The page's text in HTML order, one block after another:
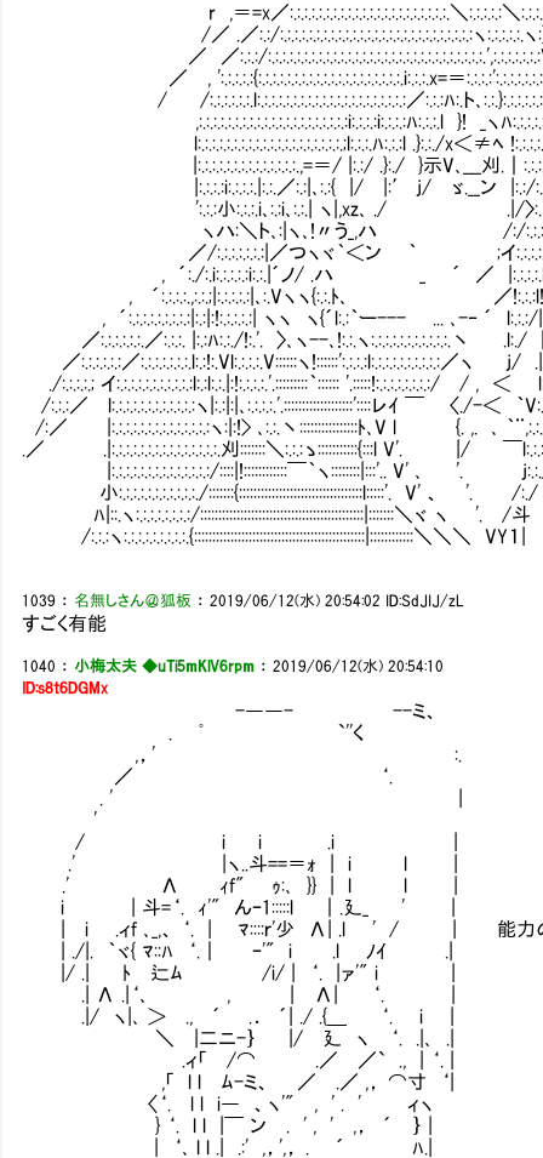
r ,＝=x／:.:.:.:.:.:.:.:.:.:.:.:.:.:.:.:.:.:.:.:.:.:.＼:.:.:.:.:＼
/／ .／:.:/:.:.:.:.:.:.:.:.:.:.:.:.:.:.:.:.:.:.:.:.:.:.:.:.:.:.:ヽ:.:.:.:.:.ヽ
／ ／:.:.:/
／ , ':.:.:.:.:{:.:.:.:.:.:.:.:.:.:.:.:.:.:.:.:.:.:.:.:.i:.:.:.x=＝
/ /:.:.:.:.:.:.l:.:.:.:.:.:.:.:.:.:.:.:.:.:.:.:.:.:.:.:.:／:.:.:ﾊ:.ト､
,:.:.:.:.:.:.:.:.:.:.:.:.:.:.:.:.:.:.:.:.:i:.:.:.:i:.:.:.:ﾊ:.:.:.l }! _ヽﾊ
l:.:.:.:.:.:.:.:.:.:.:.:.:.:.:.:.:.:.:.:.;l:.:.:.ﾊ:.:.:l .}:.:./x＜≠ﾍ
|:.:.:.:.:.:.:.:.:.:.:.:.:.:.,=＝/ |:.:/ .}:./ }示V､___刈.｜
|:.:.:.:i:.:.:.:.|:.:.／:.:|､:.:{ |/ |:′ j/ ゞ.__ン |:.:/
':.:.:小:.:.:.i､:.:i､:.:.| ヽ|,xz､ ./ .|/
ヽハ:＼ト､:|ヽ､!〃う_,ハ /:/
／/:.:.:.:.:.:.:|／つヽヾ｀＜ン ｀ ;
, ´:./:.i:.:.:.:.:i:.:.|´ノ/ .ハ _ ´ ／
, ´:.:.:.:.,:.:.;|:.:.:.:.:|､:.Vヽヽ{:.:.ﾄ､ ／
, ´:.:.:.:.:.:.:.:.:|:.:|:!:.:.:.:.:| ヽヽ ヽ{´l:.:｀ー--- ... ､-‐ ´
／:.:.:.:.:.:.／:.:.:. |:.:ﾊ:.:./!:.'. 〉､ヽ--､!:.:.ヽ:.:.:.:.:.:.:.:.:.:.:.丶 .l:./
／:.:.:.:.:.:／:.:.:.:.:.:.:.l:.:!:.Vl:.:.:.:.V::::::ヽ!::::::':.:.:.:l:.:.:.:.:.:.:.:.:.:／ヽ j/
./:.:.:.:.; イ:.:.:.:.:.:.:.:.:.:.:l:.:l:.:.|:!:.:.:.:.'.:::::::::｀:::::: '.:::::!:.:.:.:.:.:.:.:/ / , ＜
/:.:.:／ l:.:.:.:.:.:.:.:.:.:.:.:ヽ|:.:|:|､:.:.:.:.'.:::::::::::::::::::'::::レｲ ￣ 〈./-＜ ｀
/:／ |:.:.:.:.:.:.:.:.:.:.:.:.:.:ヽ:|:!> ､:.:.丶::::::::::::::::ﾄ､V l {. ,. ､ ｀
.／ .|:.:.:.:.:.:.:.:.:.:.:.:.:.:.:.刈:::::::＼:.:.:ゝ:::::::::::{:::l V'. |/ ￣l:.:.:.:/
|:.:.:.:.:.:.:.:.:.:.:.:.:.:/::::|!::::::::::::￣｀ヽ::::::::|:::'.. V' ､ '. j:.:./ //
小:.:.:.:.:.:.:.:.:.:.:./:::::::{::::::::::::::::::::::::::::::::::l:::::'. V' 、 '. /:./ //
ﾊ|::.ヽ:.:.:.:.:.:.:.:/:::::::::::::::::::::::::::::::::::::::::::::|:::::::＼ヾ ヽ '. /斗 //
/:.:.:ヽ:.:.:.:.:.:.:.:.:.{:::::::::::::::::::::::::::::::::::::::::::::::|::::::::::::＼＼＼ VY１|
1039 ： 名無しさん＠狐板 ：2019/06/12(水) 20:54:02 ID:SdJIJ/zL
すごく有能
1040 ： 小梅太夫 ◆uTi5mKlV6rpm ：2019/06/12(水) 20:54:10
ID:s8t6DGMx
-――- --ミ、
. ﾟ `''く
,，' :.
／ ‘.
. ' |
'
/ i i .i |
.' |ヽ..斗==＝ｫ | i l |
.' Λ ｨf" ｩ:､ }} | l l |
i | 斗=‘. ｨ'" んｰ1:::::l ｜.廴_ ' |
| i .ィf ､_,、 ‘. | ﾏ::::ｒ'少 Λ| .l ' / | 能力の高さゆえに
| ./|. ｀ヾ{ ﾏ::ﾊ ‘.｜ ｰ'" i .l ﾉｲ .|
|/ .| ﾄ 辷ﾑ /i/ | ‘. |ァ'" i |
.| Λ .|‘､ , | Λ| ‘. |
.|/ ヽ|､ ＞ ., ´ .． ´| ./ .{＿ ‘. i |
＼ |二ニ-｝ |/ 廴 ヽ ‘. .|､ .|
.ィ「 /⌒ .／ ／` ., | ‘. |
,「 l l ﾑ-ミ、 ／ .／ ,， ⌒寸 ‘|
〈‘. l l i― 、ヽ'" , ' . ' ィヽ
} ‘. l l |￣ ン . ' , ' ,， ´ ｝ |
| ‘､ l l .| .:' ,，',， . ´ ﾊ.|